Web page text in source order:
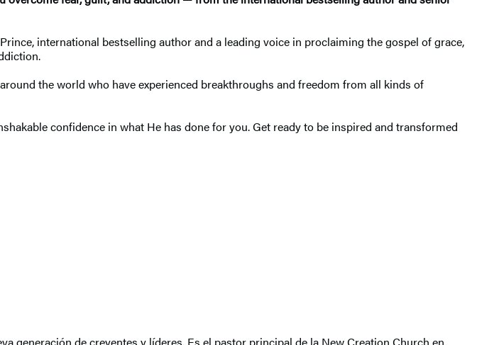
international bestselling author and a leading voice in proclaiming the gospel of grace,
the world who have experienced breakthroughs and freedom from all kinds of
confidence in what He has done for you. Get ready to be inspired and transformed